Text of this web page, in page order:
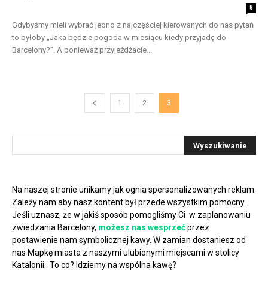
8
Gdybyśmy mieli wybrać jedno z najczęściej kierowanych do nas pytań
to byłoby „Jaka będzie pogoda w miesiącu kiedy przyjadę do
Barcelony?”. A ponieważ przyjeżdżacie...
1 2 3
Na naszej stronie unikamy jak ognia spersonalizowanych reklam.
Zależy nam aby nasz kontent był przede wszystkim pomocny.
Jeśli uznasz, że w jakiś sposób pomogliśmy Ci w zaplanowaniu
zwiedzania Barcelony, możesz nas wesprzećprzez
postawienie nam symbolicznej kawy. W zamian dostaniesz od
nas Mapkę miasta z naszymi ulubionymi miejscami w stolicy
Katalonii. To co? Idziemy na wspólna kawę?